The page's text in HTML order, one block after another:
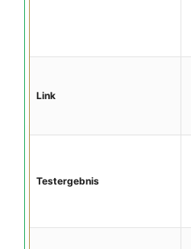
Link
Testergebnis